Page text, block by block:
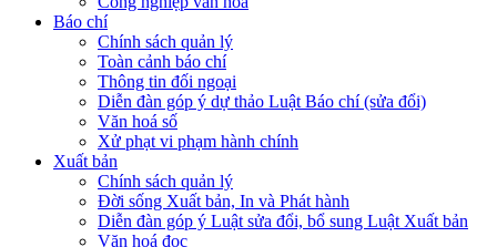
Báo chí
Chính sách quản lý
Toàn cảnh báo chí
Thông tin đối ngoại
Diễn đàn góp ý dự thảo Luật Báo chí (sửa đổi)
Văn hoá số
Xử phạt vi phạm hành chính
Xuất bản
Chính sách quản lý
Đời sống Xuất bản, In và Phát hành
Diễn đàn góp ý Luật sửa đổi, bổ sung Luật Xuất bản
Văn hoá đọc